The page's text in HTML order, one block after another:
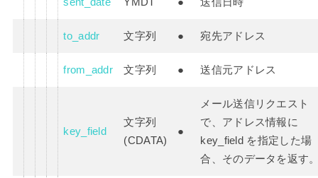
to_addr 文字列 ● 宛先アドレス
from_addr 文字列 ● 送信元アドレス
key_field
文字列
(CDATA)
●
メール送信リクエスト
で、アドレス情報に
key_field を指定した場
合、そのデータを返す